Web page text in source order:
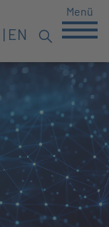
EN
Menü